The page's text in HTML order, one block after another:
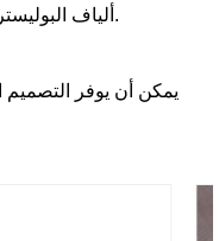
ألياف البوليستر مقاومة للارتداء والتمدد والشيخوخة.
يمكن أن يوفر التصميم